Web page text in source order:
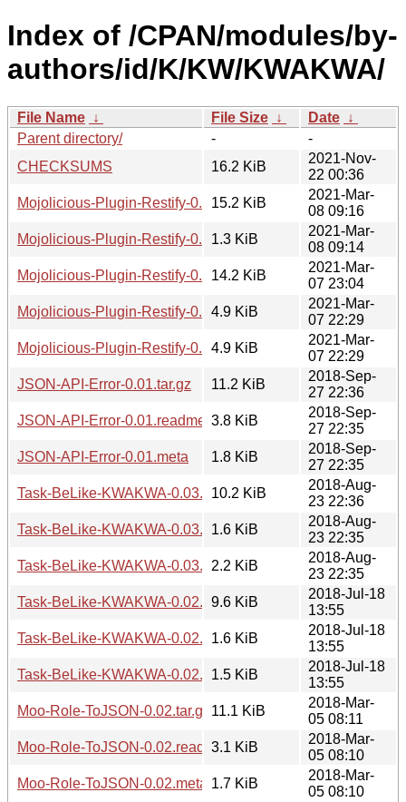
Index of /CPAN/modules/by-
authors/id/K/KW/KWAKWA/
File Name ↓ File Size ↓ Date ↓
Parent directory/
-
-
CHECKSUMS
16.2 KiB
2021-Nov-
22 00:36
Mojolicious-Plugin-Restify-0.10.tar.gz
15.2 KiB
2021-Mar-
08 09:16
Mojolicious-Plugin-Restify-0.10.meta
1.3 KiB
2021-Mar-
08 09:14
Mojolicious-Plugin-Restify-0.09.tar.gz
14.2 KiB
2021-Mar-
07 23:04
Mojolicious-Plugin-Restify-0.10.readme
4.9 KiB
2021-Mar-
07 22:29
Mojolicious-Plugin-Restify-0.09.readme
4.9 KiB
2021-Mar-
07 22:29
JSON-API-Error-0.01.tar.gz
11.2 KiB
2018-Sep-
27 22:36
JSON-API-Error-0.01.readme 3.8 KiB
2018-Sep-
27 22:35
JSON-API-Error-0.01.meta
1.8 KiB
2018-Sep-
27 22:35
Task-BeLike-KWAKWA-0.03.tar.gz10.2 KiB
2018-Aug-
23 22:36
Task-BeLike-KWAKWA-0.03.meta1.6 KiB
2018-Aug-
23 22:35
Task-BeLike-KWAKWA-0.03.readme
2.2 KiB
2018-Aug-
23 22:35
Task-BeLike-KWAKWA-0.02.tar.gz
9.6 KiB
2018-Jul-18
13:55
Task-BeLike-KWAKWA-0.02.meta1.6 KiB
2018-Jul-18
13:55
Task-BeLike-KWAKWA-0.02.readme
1.5 KiB
2018-Jul-18
13:55
Moo-Role-ToJSON-0.02.tar.gz
11.1 KiB
2018-Mar-
05 08:11
Moo-Role-ToJSON-0.02.readme3.1 KiB
2018-Mar-
05 08:10
Moo-Role-ToJSON-0.02.meta
1.7 KiB
2018-Mar-
05 08:10